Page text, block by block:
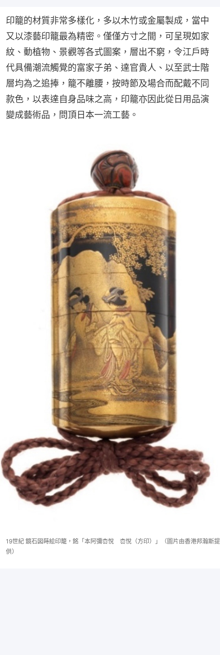
印籠的材質非常多樣化，多以木竹或金屬製成，當中
又以漆藝印籠最為精密。僅僅方寸之間，可呈現如家
紋、動植物、景觀等各式圖案，層出不窮，令江戶時
代具備潮流觸覺的富家子弟、達官貴人、以至武士階
層均為之追捧，籠不離腰，按時節及場合而配戴不同
款色，以表達自身品味之高，印籠亦因此從日用品演
變成藝術品，問頂日本一流工藝。
19世紀 鏡石図蒔絵印籠，銘「本阿彌枩悅 枩悅（方印）」（圖片由香港邦瀚斯提
供）